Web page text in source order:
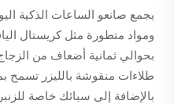
يجمع صانعو الساعات الذكية
ومواد متطورة مثل كريستال
بحوالي ثمانية أضعاف من
بالإضافة إلى سبائك خاصة